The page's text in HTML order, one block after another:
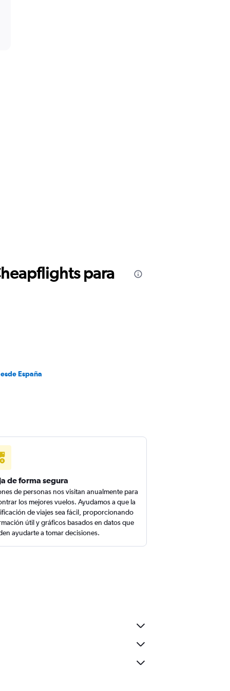
para
España
de forma segura
de personas nos visitan anualmente para
los mejores vuelos. Ayudamos a que la
de viajes sea fácil, proporcionando
útil y gráficos basados en datos que
ayudarte a tomar decisiones.